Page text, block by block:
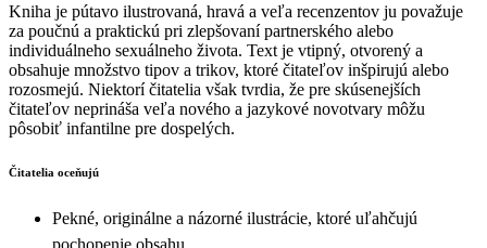
Kniha je pútavo ilustrovaná, hravá a veľa recenzentov ju považuje
za poučnú a praktickú pri zlepšovaní partnerského alebo
individuálneho sexuálneho života. Text je vtipný, otvorený a
obsahuje množstvo tipov a trikov, ktoré čitateľov inšpirujú alebo
rozosmejú. Niektorí čitatelia však tvrdia, že pre skúsenejších
čitateľov neprináša veľa nového a jazykové novotvary môžu
pôsobiť infantilne pre dospelých.
Čitatelia oceňujú
Pekné, originálne a názorné ilustrácie, ktoré uľahčujú
pochopenie obsahu.